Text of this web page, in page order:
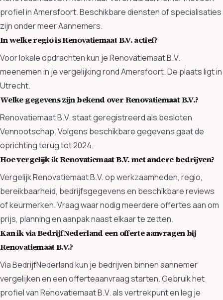
profiel in Amersfoort. Beschikbare diensten of specialisaties
zijn onder meer Aannemers.
In welke regio is Renovatiemaat B.V. actief?
Voor lokale opdrachten kun je Renovatiemaat B.V.
meenemen in je vergelijking rond Amersfoort. De plaats ligt in
Utrecht.
Welke gegevens zijn bekend over Renovatiemaat B.V.?
Renovatiemaat B.V. staat geregistreerd als besloten
Vennootschap. Volgens beschikbare gegevens gaat de
oprichting terug tot 2024.
Hoe vergelijk ik Renovatiemaat B.V. met andere bedrijven?
Vergelijk Renovatiemaat B.V. op werkzaamheden, regio,
bereikbaarheid, bedrijfsgegevens en beschikbare reviews
of keurmerken. Vraag waar nodig meerdere offertes aan om
prijs, planning en aanpak naast elkaar te zetten.
Kan ik via BedrijfNederland een offerte aanvragen bij
Renovatiemaat B.V.?
Via BedrijfNederland kun je bedrijven binnen aannemer
vergelijken en een offerteaanvraag starten. Gebruik het
profiel van Renovatiemaat B.V. als vertrekpunt en leg je